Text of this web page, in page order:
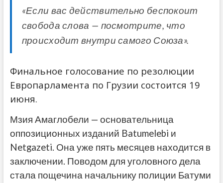
«Если вас действительно беспокоит
свобода слова — посмотрите, что
происходит внутри самого Союза».
Финальное голосование по резолюции
Европарламента по Грузии состоится 19
июня.
Мзия Амаглобели — основательница
оппозиционных изданий Batumelebi и
Netgazeti. Она уже пять месяцев находится в
заключении. Поводом для уголовного дела
стала пощечина начальнику полиции Батуми